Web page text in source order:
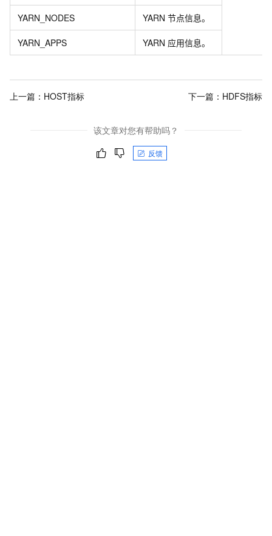
YARN_NODES YARN 节点信息。
YARN_APPS YARN 应用信息。
上一篇： HOST指标 下一篇： HDFS指标
该文章对您有帮助吗？
反馈